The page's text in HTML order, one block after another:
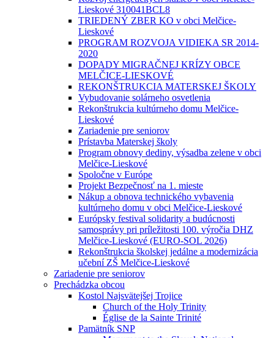
Lieskové 310041BCL8
TRIEDENÝ ZBER KO v obci Melčice-
Lieskové
PROGRAM ROZVOJA VIDIEKA SR 2014-
2020
DOPADY MIGRAČNEJ KRÍZY OBCE
MELČICE-LIESKOVÉ
REKONŠTRUKCIA MATERSKEJ ŠKOLY
Vybudovanie solárneho osvetlenia
Rekonštrukcia kultúrneho domu Melčice-
Lieskové
Zariadenie pre seniorov
Prístavba Materskej školy
Program obnovy dediny, výsadba zelene v obci
Melčice-Lieskové
Spoločne v Európe
Projekt Bezpečnosť na 1. mieste
Nákup a obnova technického vybavenia
kultúrneho domu v obci Melčice-Lieskové
Európsky festival solidarity a budúcnosti
samosprávy pri príležitosti 100. výročia DHZ
Melčice-Lieskové (EURO-SOL 2026)
Rekonštrukcia školskej jedálne a modernizácia
učební ZŠ Melčice-Lieskové
Zariadenie pre seniorov
Prechádzka obcou
Kostol Najsvätejšej Trojice
Church of the Holy Trinity
Église de la Sainte Trinité
Pamätník SNP